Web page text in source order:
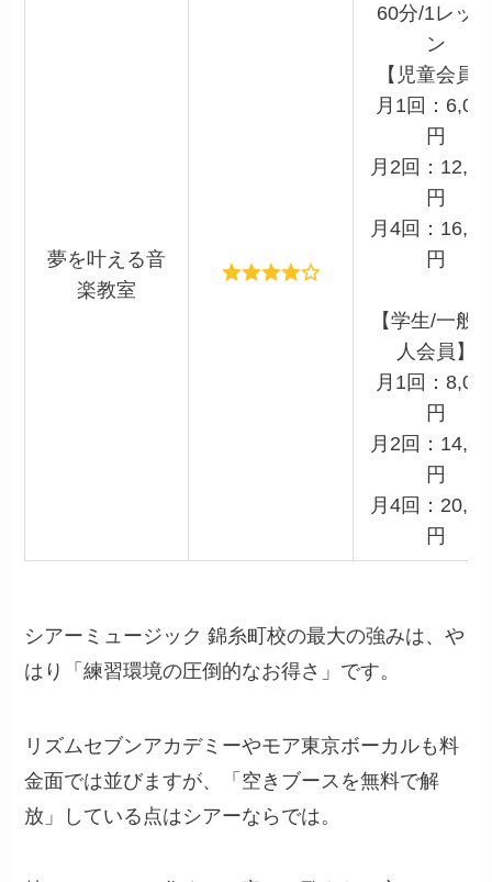
夢を叶える音
楽教室
60分/1レッ
ン
【児童会員
月1回：
円
月2回：
円
月4回：
円
【学生/一般/
人会員】
月1回：
円
月2回：
円
月4回：
円
シアーミュージック 錦糸町校の最大の強みは、や
はり「練習環境の圧倒的なお得さ」です。
リズムセブンアカデミーやモア東京ボーカルも料
金面では並びますが、「空きブースを無料で解
放」している点はシアーならでは。